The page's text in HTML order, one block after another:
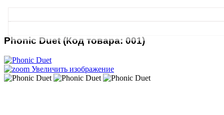
Phonic Duet (Код товара: 001)
Увеличить изображение